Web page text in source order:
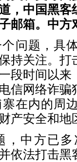
，中国黑客
邮箱。中方
问题，具
持关注。打
段时间以来
信网络诈骗
在内的周
产安全和
，中方已
依法打击黑